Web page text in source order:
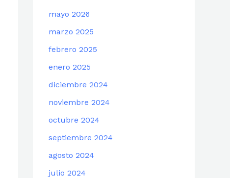
mayo 2026
marzo 2025
febrero 2025
enero 2025
diciembre 2024
noviembre 2024
octubre 2024
septiembre 2024
agosto 2024
julio 2024